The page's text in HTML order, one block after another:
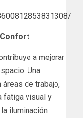
Confort
a mejorar
Una
de trabajo,
fatiga visual y
iluminación